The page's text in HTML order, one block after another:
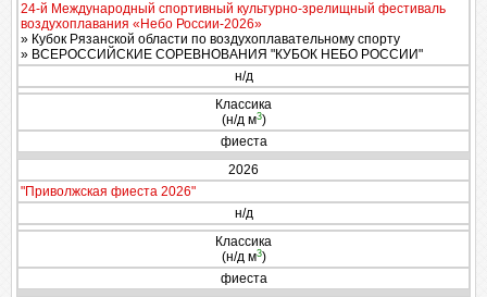
24-й Международный спортивный культурно-зрелищный фестиваль
воздухоплавания «Небо России-2026»
» Кубок Рязанской области по воздухоплавательному спорту
» ВСЕРОССИЙСКИЕ СОРЕВНОВАНИЯ "КУБОК НЕБО РОССИИ"
н/д
Классика
(н/д м3)
фиеста
2026
"Приволжская фиеста 2026"
н/д
Классика
(н/д м3)
фиеста